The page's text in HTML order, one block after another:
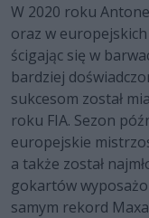
W 2020 roku
oraz w
ścigając się w
bardziej
sukcesom został
roku FIA. Sezon
europejskie
a także został
gokartów
samym rekord